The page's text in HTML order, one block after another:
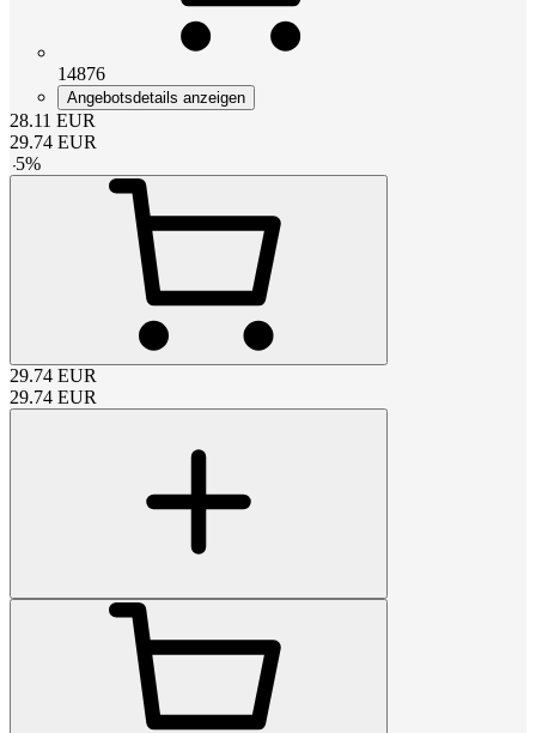
14876
Angebotsdetails anzeigen
28.11 EUR
29.74 EUR
-5%
29.74 EUR
29.74 EUR